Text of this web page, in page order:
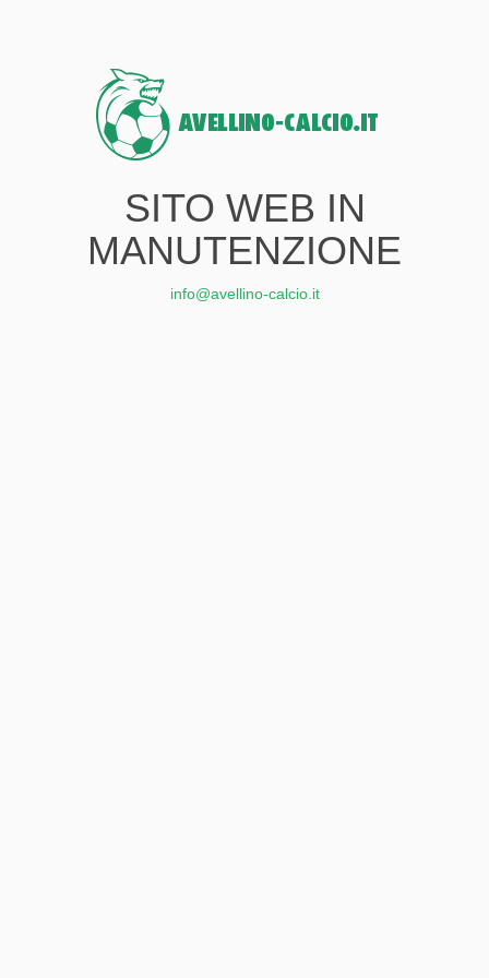
SITO WEB IN
MANUTENZIONE
info@avellino-calcio.it